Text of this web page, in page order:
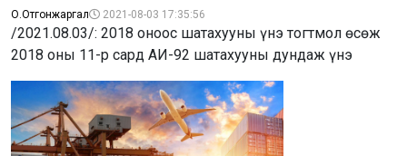
О.Отгонжаргал 2021-08-03 17:35:56
/2021.08.03/: 2018 оноос шатахууны үнэ тогтмол өсөж
2018 оны 11-р сард АИ-92 шатахууны дундаж үнэ